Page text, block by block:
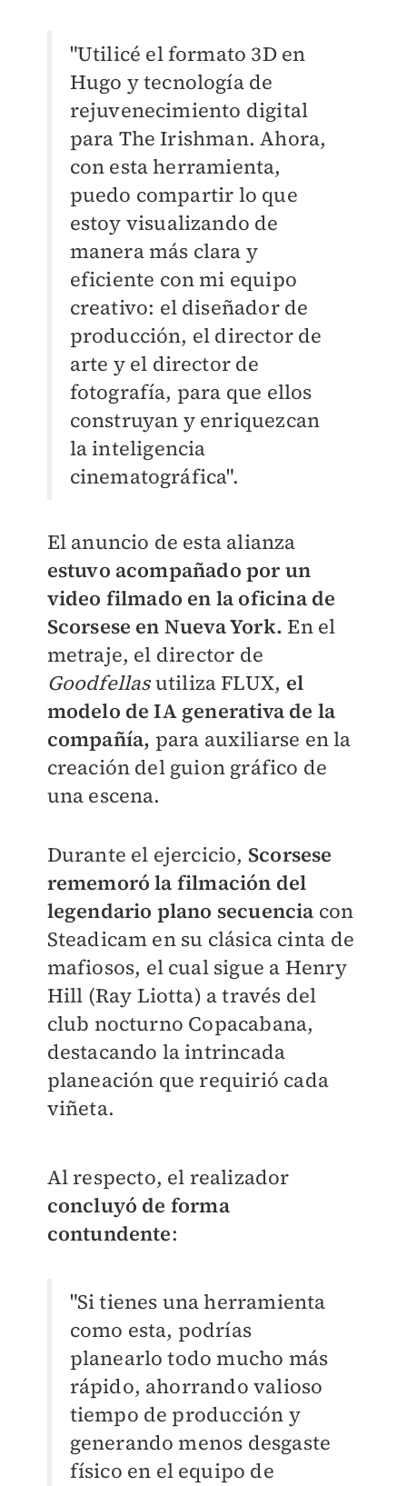
"Utilicé el formato 3D en
Hugo y tecnología de
rejuvenecimiento digital
para The Irishman. Ahora,
con esta herramienta,
puedo compartir lo que
estoy visualizando de
manera más clara y
eficiente con mi equipo
creativo: el diseñador de
producción, el director de
arte y el director de
fotografía, para que ellos
construyan y enriquezcan
la inteligencia
cinematográfica".
El anuncio de esta alianza
estuvo acompañado por un
video filmado en la oficina de
Scorsese en Nueva York.En el
metraje, el director de
Goodfellasutiliza FLUX, el
modelo de IA generativa de la
compañía, para auxiliarse en la
creación del guion gráfico de
una escena.
Durante el ejercicio, Scorsese
rememoró la filmación del
legendario plano secuencia con
Steadicam en su clásica cinta de
mafiosos, el cual sigue a Henry
Hill (Ray Liotta) a través del
club nocturno Copacabana,
destacando la intrincada
planeación que requirió cada
viñeta.
Al respecto, el realizador
concluyó de forma
contundente:
"Si tienes una herramienta
como esta, podrías
planearlo todo mucho más
rápido, ahorrando valioso
tiempo de producción y
generando menos desgaste
físico en el equipo de